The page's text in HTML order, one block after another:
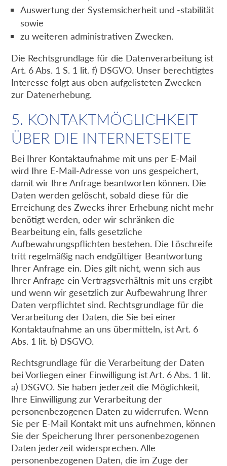
Auswertung der Systemsicherheit und -stabilität
sowie
zu weiteren administrativen Zwecken.
Die Rechtsgrundlage für die Datenverarbeitung ist
Art. 6 Abs. 1 S. 1 lit. f) DSGVO. Unser berechtigtes
Interesse folgt aus oben aufgelisteten Zwecken
zur Datenerhebung.
5. KONTAKTMÖGLICHKEIT
ÜBER DIE INTERNETSEITE
Bei Ihrer Kontaktaufnahme mit uns per E-Mail
wird Ihre E-Mail-Adresse von uns gespeichert,
damit wir Ihre Anfrage beantworten können. Die
Daten werden gelöscht, sobald diese für die
Erreichung des Zwecks ihrer Erhebung nicht mehr
benötigt werden, oder wir schränken die
Bearbeitung ein, falls gesetzliche
Aufbewahrungspflichten bestehen. Die Löschreife
tritt regelmäßig nach endgültiger Beantwortung
Ihrer Anfrage ein. Dies gilt nicht, wenn sich aus
Ihrer Anfrage ein Vertragsverhältnis mit uns ergibt
und wenn wir gesetzlich zur Aufbewahrung Ihrer
Daten verpflichtet sind. Rechtsgrundlage für die
Verarbeitung der Daten, die Sie bei einer
Kontaktaufnahme an uns übermitteln, ist Art. 6
Abs. 1 lit. b) DSGVO.
Rechtsgrundlage für die Verarbeitung der Daten
bei Vorliegen einer Einwilligung ist Art. 6 Abs. 1 lit.
a) DSGVO. Sie haben jederzeit die Möglichkeit,
Ihre Einwilligung zur Verarbeitung der
personenbezogenen Daten zu widerrufen. Wenn
Sie per E-Mail Kontakt mit uns aufnehmen, können
Sie der Speicherung Ihrer personenbezogenen
Daten jederzeit widersprechen. Alle
personenbezogenen Daten, die im Zuge der